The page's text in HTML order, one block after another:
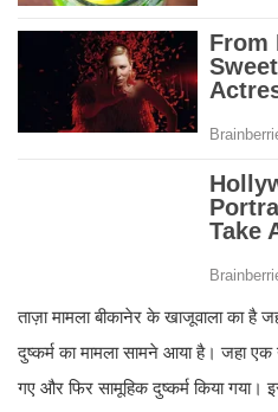
ताज़ा मामला बीकानेर के खाजूवाला का है
दुष्कर्म का मामला सामने आया है। जहा एक
गए और फिर सामूहिक दुष्कर्म किया गया।